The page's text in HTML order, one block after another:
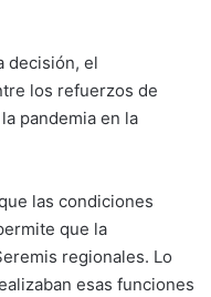
decisión, el
los refuerzos de
pandemia en la
las condiciones
que la
regionales. Lo
esas funciones